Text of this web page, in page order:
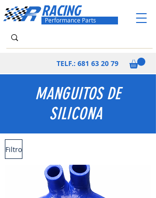
TELF.: 681 63 20 79
RACING
Performance Parts
MANGUITOS DE
SILICONA
Filtro